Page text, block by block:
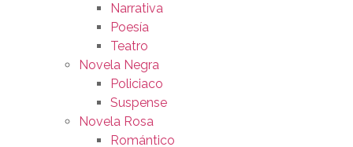
Narrativa
Poesía
Teatro
Novela Negra
Policiaco
Suspense
Novela Rosa
Romántico